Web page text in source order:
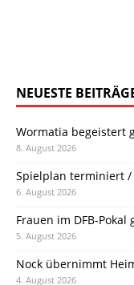
NEUESTE
Wormatia begeistert
8. August 2026
Spielplan terminiert /
6. August 2026
Frauen im DFB-Pokal
5. August 2026
Nock übernimmt
4. August 2026